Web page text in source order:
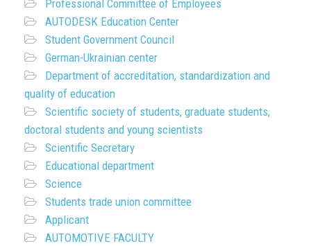
Professional Committee of Employees
AUTODESK Education Center
Student Government Council
German-Ukrainian center
Department of accreditation, standardization and
quality of education
Scientific society of students, graduate students,
doctoral students and young scientists
Scientific Secretary
Educational department
Science
Students trade union committee
Applicant
AUTOMOTIVE FACULTY